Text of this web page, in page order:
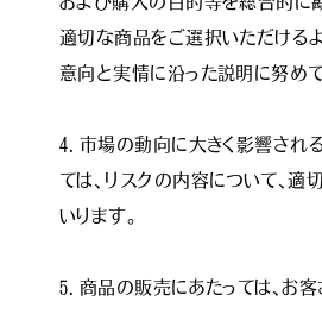
および購入の目的等を総合的に
適切な商品をご選択いただける
意向と実情に沿った説明に努め
４．市場の動向に大きく影響され
ては、リスクの内容について、適
いります｡
５．商品の販売にあたっては､お